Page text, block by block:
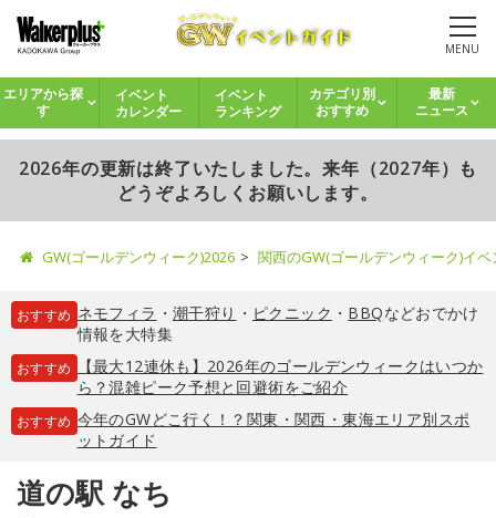
MENU
エリアから探
す
イベント
カレンダー
イベント
ランキング
カテゴリ別
おすすめ
最新
ニュース
2026年の更新は終了いたしました。来年（2027年）も
どうぞよろしくお願いします。
GW(ゴールデンウィーク)2026 関西のGW(ゴールデンウィーク)イ
おすすめ ネモフィラ ・ 潮干狩り ・ ピクニック ・ BBQなどおでかけ
情報を大特集
おすすめ
【最大12連休も】2026年のゴールデンウィークはいつか
ら？混雑ピーク予想と回避術をご紹介
おすすめ 今年のGWどこ行く！？関東・関西・東海エリア別スポ
ットガイド
道の駅 なち